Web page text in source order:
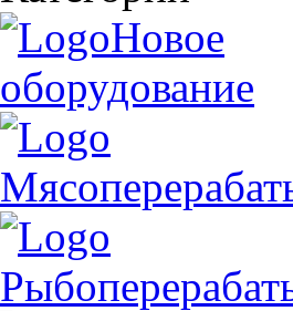
Новое
оборудование